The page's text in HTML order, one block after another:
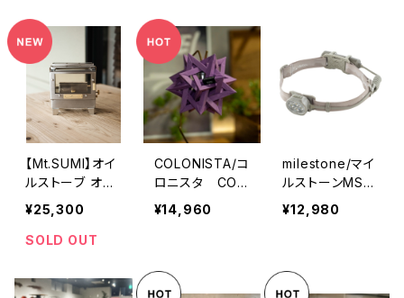
【Mt.SUMI】オイ
ルストーブ オー
ラ ルミ / Oilsto
ve AURA Lumi
¥25,300
SOLD OUT
COLONISTA/コ
ロニスタ CON
PE10 Purple
¥14,960
milestone/マイ
ルストーンMS-i1
Endurance Mo
del エンデュラ
¥12,980